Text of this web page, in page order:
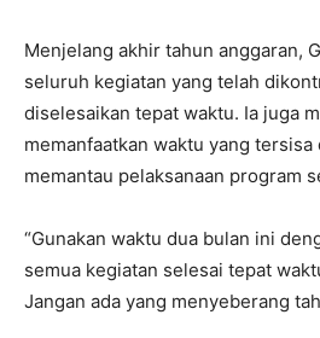
Menjelang akhir tahun anggaran,
seluruh kegiatan yang telah
diselesaikan tepat waktu. Ia juga
memanfaatkan waktu yang
memantau pelaksanaan program
“Gunakan waktu dua bulan ini
semua kegiatan selesai tepat
Jangan ada yang menyeberang